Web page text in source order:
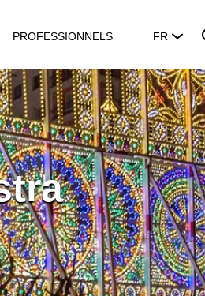
PROFESSIONNELS FR